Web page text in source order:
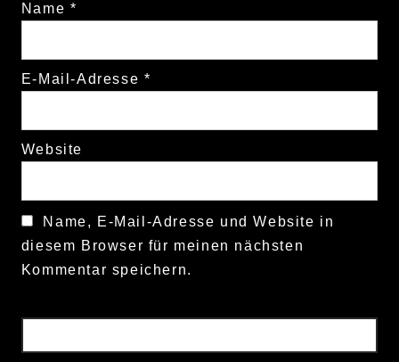
Name *
E-Mail-Adresse *
Website
Name, E-Mail-Adresse und Website in
diesem Browser für meinen nächsten
Kommentar speichern.